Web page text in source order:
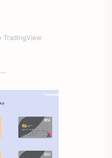
TradingView